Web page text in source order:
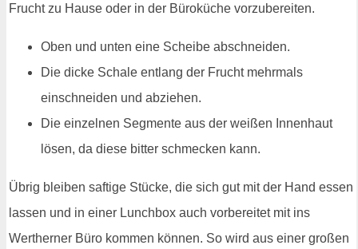
Frucht zu Hause oder in der Büroküche vorzubereiten.
Oben und unten eine Scheibe abschneiden.
Die dicke Schale entlang der Frucht mehrmals
einschneiden und abziehen.
Die einzelnen Segmente aus der weißen Innenhaut
lösen, da diese bitter schmecken kann.
Übrig bleiben saftige Stücke, die sich gut mit der Hand essen
lassen und in einer Lunchbox auch vorbereitet mit ins
Wertherner Büro kommen können. So wird aus einer großen